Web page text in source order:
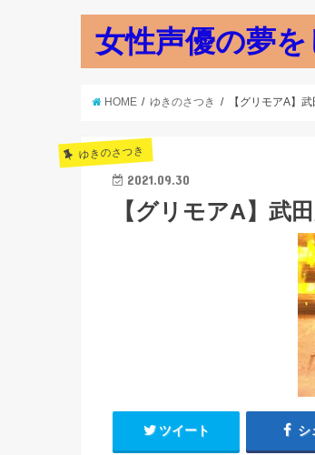
女性声優の夢
HOME ゆきのさつき 【グリモアA】
ゆきのさつき
2021.09.30
【グリモアA】武
ツイート シ